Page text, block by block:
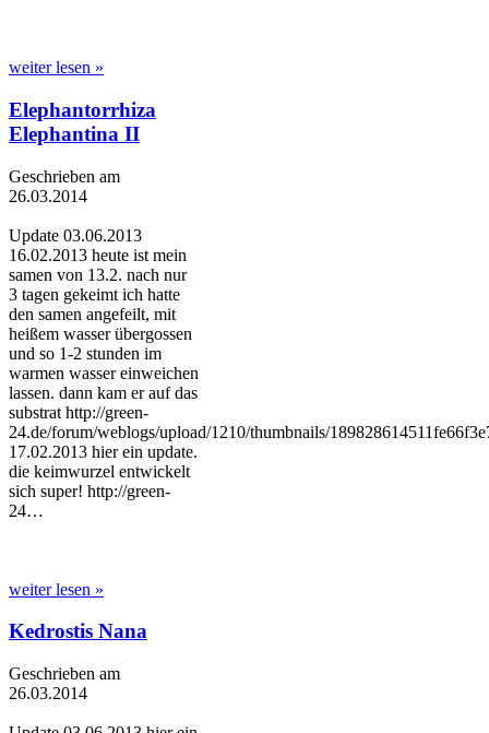
weiter lesen »
Elephantorrhiza
Elephantina II
Geschrieben am
26.03.2014
Update 03.06.2013
16.02.2013 heute ist mein
samen von 13.2. nach nur
3 tagen gekeimt ich hatte
den samen angefeilt, mit
heißem wasser übergossen
und so 1-2 stunden im
warmen wasser einweichen
lassen. dann kam er auf das
substrat http://green-
24.de/forum/weblogs/upload/1210/thumbnails/
17.02.2013 hier ein update.
die keimwurzel entwickelt
sich super! http://green-
24…
weiter lesen »
Kedrostis Nana
Geschrieben am
26.03.2014